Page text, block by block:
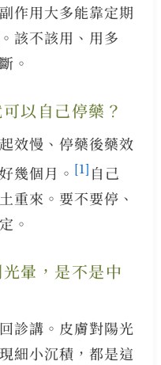
作用大多能靠定期
該不該用、用多
。
以自己停藥？
效慢、停藥後藥效
幾個月。 [1] 自己
重來。要不要停、
。
暈，是不是中
診講。皮膚對陽光
細小沉積，都是這